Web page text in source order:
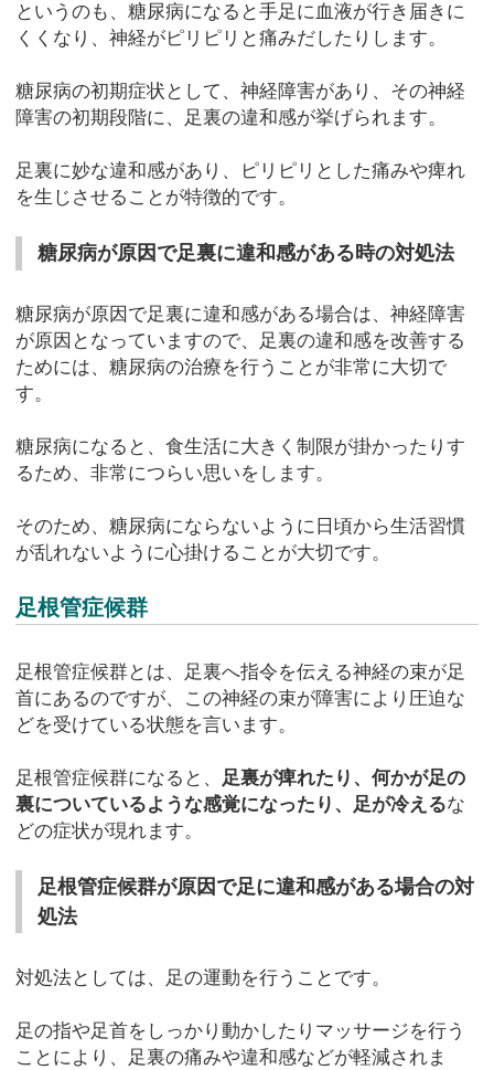
というのも、糖尿病になると手足に血液が行き届きに
くくなり、神経がピリピリと痛みだしたりします。
糖尿病の初期症状として、神経障害があり、その神経
障害の初期段階に、足裏の違和感が挙げられます。
足裏に妙な違和感があり、ピリピリとした痛みや痺れ
を生じさせることが特徴的です。
糖尿病が原因で足裏に違和感がある時の対処法
糖尿病が原因で足裏に違和感がある場合は、神経障害
が原因となっていますので、足裏の違和感を改善する
ためには、糖尿病の治療を行うことが非常に大切で
す。
糖尿病になると、食生活に大きく制限が掛かったりす
るため、非常につらい思いをします。
そのため、糖尿病にならないように日頃から生活習慣
が乱れないように心掛けることが大切です。
足根管症候群
足根管症候群とは、足裏へ指令を伝える神経の束が足
首にあるのですが、この神経の束が障害により圧迫な
どを受けている状態を言います。
足根管症候群になると、 足裏が痺れたり、何かが足の
裏についているような感覚になったり、足が冷えるな
どの症状が現れます。
足根管症候群が原因で足に違和感がある場合の対
処法
対処法としては、足の運動を行うことです。
足の指や足首をしっかり動かしたりマッサージを行う
ことにより、足裏の痛みや違和感などが軽減されま